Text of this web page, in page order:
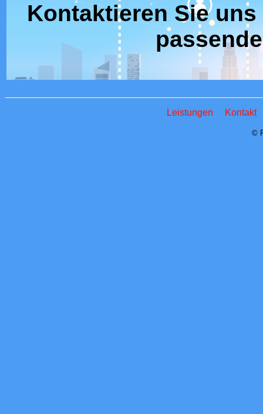
Kontaktieren Sie
Leistungen Kontakt
©